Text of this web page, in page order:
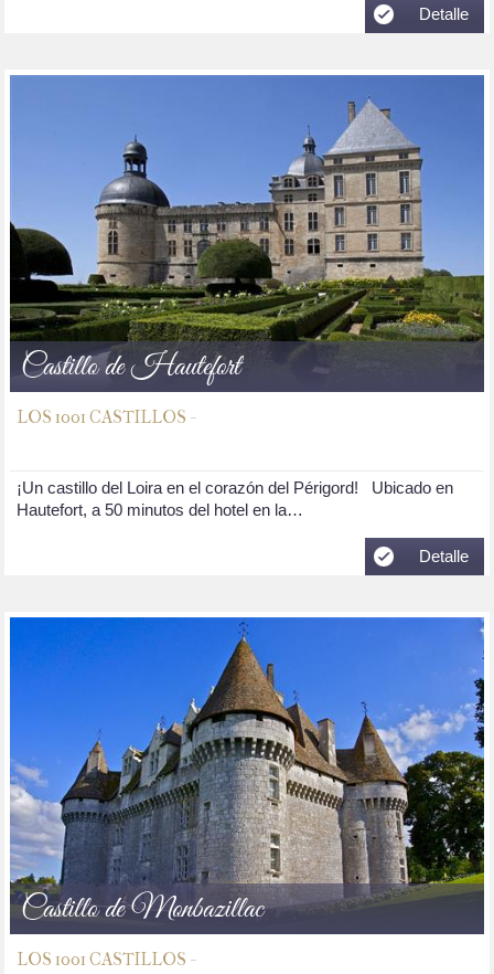
Detalle
Castillo de Hautefort
LOS 1001 CASTILLOS -
¡Un castillo del Loira en el corazón del Périgord! Ubicado en
Hautefort, a 50 minutos del hotel en la…
Detalle
Castillo de Monbazillac
LOS 1001 CASTILLOS -